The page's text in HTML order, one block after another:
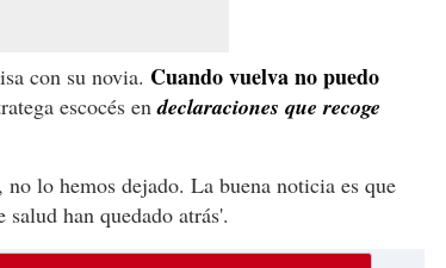
con su novia. Cuando vuelva no puedo
escocés endeclaraciones que recoge
lo hemos dejado. La buena noticia es que
han quedado atrás'.